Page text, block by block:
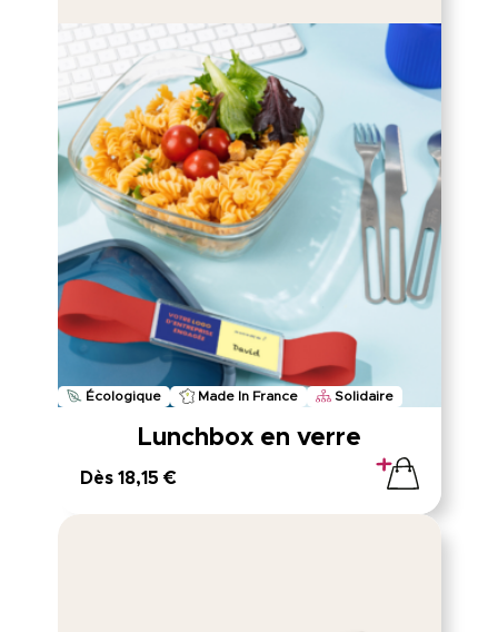
Écologique Made In France Solidaire
Lunchbox en verre
Dès 18,15 €